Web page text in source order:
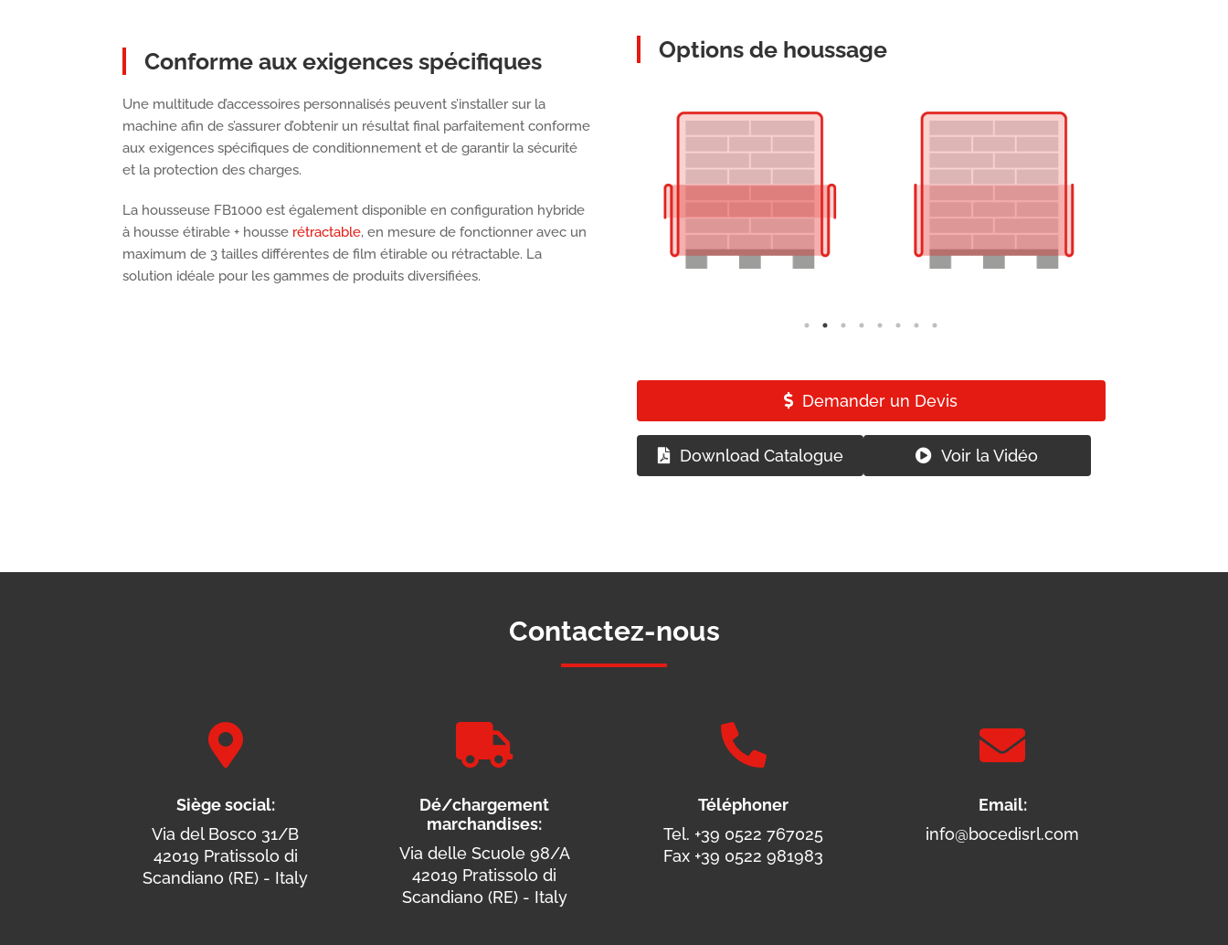
Conforme aux exigences spécifiques
Une multitude d’accessoires personnalisés peuvent s’installer sur la
machine afin de s’assurer d’obtenir un résultat final parfaitement conforme
aux exigences spécifiques de conditionnement et de garantir la sécurité
et la protection des charges.
La housseuse FB1000 est également disponible en configuration hybride
à housse étirable + housse rétractable, en mesure de fonctionner avec un
maximum de 3 tailles différentes de film étirable ou rétractable. La
solution idéale pour les gammes de produits diversifiées.
Options de houssage
Demander un Devis
Download Catalogue Voir la Vidéo
Contactez-nous

Siège social:
Via del Bosco 31/B
42019 Pratissolo di
Scandiano (RE) - Italy

Dé/chargement
marchandises:
Via delle Scuole 98/A
42019 Pratissolo di
Scandiano (RE) - Italy

Téléphoner
Tel. +39 0522 767025
Fax +39 0522 981983

Email:
info@bocedisrl.com